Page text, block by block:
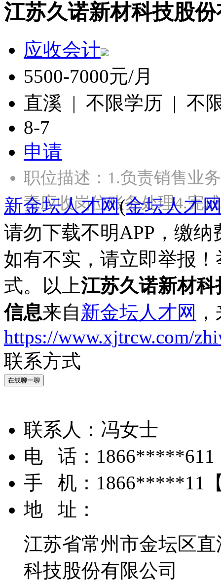
江苏久诺新材科技股
应收会计
5500-7000元/月
直溪 | 不限学历 | 不
8-7
申请
职位描述：1.负责销售业
责应收岗位账务处理4.完
新金坛人才网(金坛人才
请勿下载不明APP，缴
如有不实，请立即举报
式。以上江苏久诺新材
信息来自新金坛人才网
https://www.xjtrcw.com/
联系方式
在线聊一聊
联系人： 冯女士
电 话： 1866*****611
手 机： 1866*****11
地 址：
江苏省常州市金坛区
科技股份有限公司